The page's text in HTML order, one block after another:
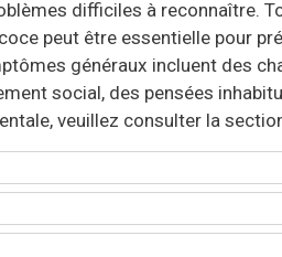
difficiles à reconnaître.
peut être essentielle pour
généraux incluent des
social, des pensées
veuillez consulter la